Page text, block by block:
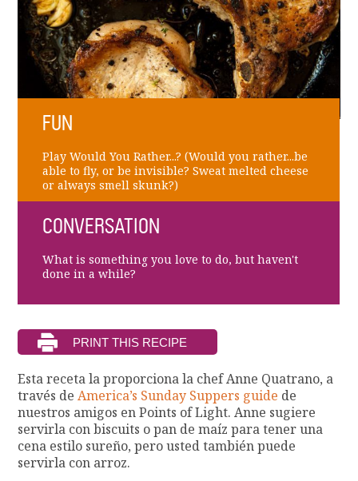
FUN
Play Would You Rather...? (Would you rather...be
able to fly, or be invisible? Sweat melted cheese
or always smell skunk?)
CONVERSATION
What is something you love to do, but haven't
done in a while?
Esta receta la proporciona la chef Anne Quatrano, a
través deAmerica’s Sunday Suppers guide de
nuestros amigos en Points of Light. Anne sugiere
servirla con biscuits o pan de maíz para tener una
cena estilo sureño, pero usted también puede
servirla con arroz.